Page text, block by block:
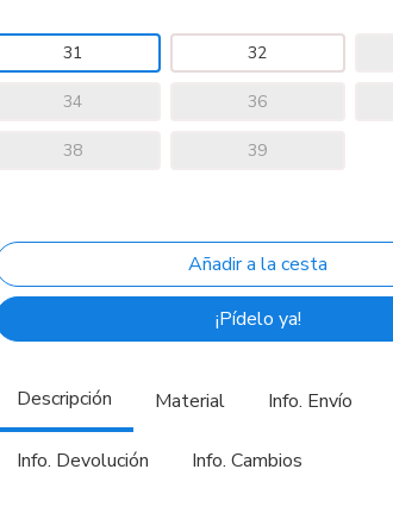
31 32
34 36
38 39
¡Pídelo ya!
Descripción Material Info. Envío
Info. Devolución Info. Cambios